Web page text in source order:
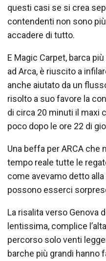
questi casi se si crea
contendenti non sono
accadere di tutto.
E Magic Carpet, barca
ad Arca, è riuscito a
anche aiutato da un
risolto a suo favore la
di circa 20 minuti il maxi
poco dopo le ore 22 di
Una beffa per ARCA che
tempo reale tutte le
come avevamo detto
possono esserci
La risalita verso Genova
lentissima, complice
percorso solo venti
barche più grandi hanno